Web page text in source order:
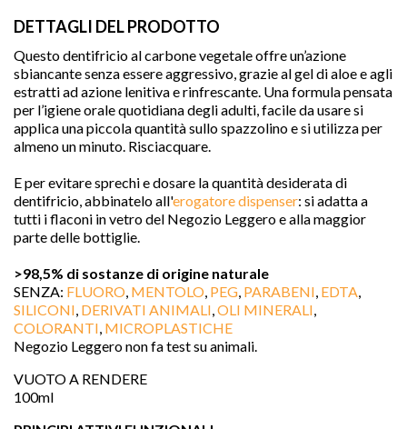

favorite
DETTAGLI DEL PRODOTTO
Questo dentifricio al carbone vegetale offre un’azione
sbiancante senza essere aggressivo, grazie al gel di aloe e agli
estratti ad azione lenitiva e rinfrescante. Una formula pensata
per l’igiene orale quotidiana degli adulti, facile da usare si
applica una piccola quantità sullo spazzolino e si utilizza per
almeno un minuto. Risciacquare.
E per evitare sprechi e dosare la quantità desiderata di
dentifricio, abbinatelo all'erogatore dispenser: si adatta a
tutti i flaconi in vetro del Negozio Leggero e alla maggior
parte delle bottiglie.
>98,5% di sostanze di origine naturale
SENZA: FLUORO MENTOLO PEG PARABENI EDTA
SILICONI DERIVATI ANIMALI OLI MINERALI
COLORANTI MICROPLASTICHE
Negozio Leggero non fa test su animali.
VUOTO A RENDERE
100ml